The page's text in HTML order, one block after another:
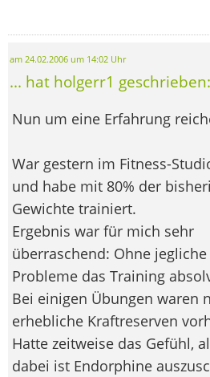
am 24.02.2006 um 14:02 Uhr
... hat holgerr1 geschrieben:
Nun um eine Erfahrung
War gestern im Fitness-
und habe mit 80% der
Gewichte trainiert.
Ergebnis war für mich sehr
überraschend: Ohne jegliche
Probleme das Training
Bei einigen Übungen waren
erhebliche Kraftreserven
Hatte zeitweise das Gefühl,
dabei ist Endorphine